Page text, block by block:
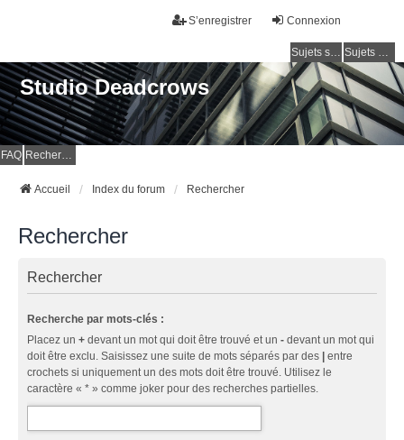
Connexion
S’enregistrer
Sujets sans réponse Sujets actifs
Studio Deadcrows
FAQ Rechercher
Accueil Index du forum Rechercher
Rechercher
Rechercher
Recherche par mots-clés :
Placez un + devant un mot qui doit être trouvé et un - devant un mot qui
doit être exclu. Saisissez une suite de mots séparés par des | entre
crochets si uniquement un des mots doit être trouvé. Utilisez le
caractère « * » comme joker pour des recherches partielles.